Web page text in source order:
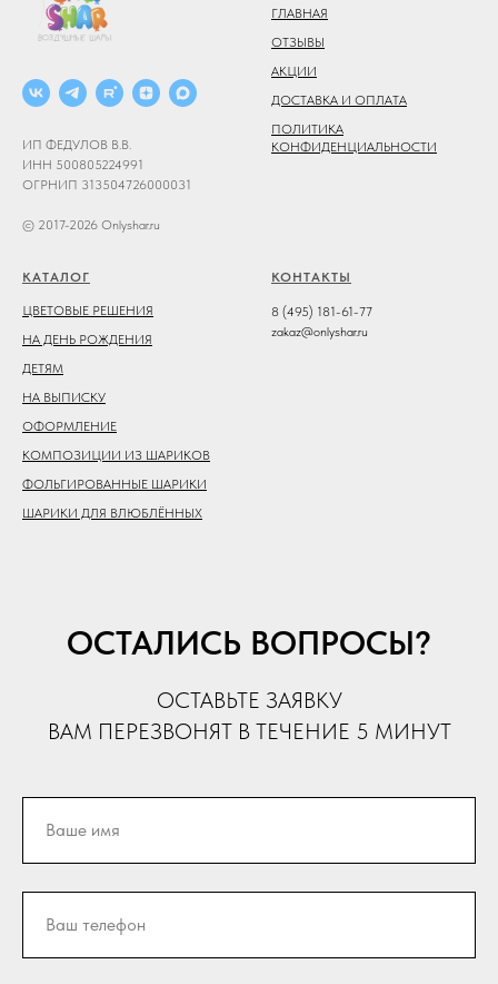
ИП ФЕДУЛОВ В.В.
ИНН 500805224991
ОГРНИП 313504726000031
© 2017-2026 Onlyshar.ru
ГЛАВНАЯ
ОТЗЫВЫ
АКЦИИ
ДОСТАВКА И ОПЛАТА
ПОЛИТИКА
КОНФИДЕНЦИАЛЬНОСТИ
КАТАЛОГ
ЦВЕТОВЫЕ РЕШЕНИЯ
НА ДЕНЬ РОЖДЕНИЯ
ДЕТЯМ
НА ВЫПИСКУ
ОФОРМЛЕНИЕ
КОМПОЗИЦИИ ИЗ ШАРИКОВ
ФОЛЬГИРОВАННЫЕ ШАРИКИ
ШАРИКИ ДЛЯ ВЛЮБЛЁННЫХ
КОНТАКТЫ
8 (495) 181-61-77
zakaz@onlyshar.ru
ОСТАЛИСЬ ВОПРОСЫ?
ОСТАВЬТЕ ЗАЯВКУ
ВАМ ПЕРЕЗВОНЯТ В ТЕЧЕНИЕ 5 МИНУТ